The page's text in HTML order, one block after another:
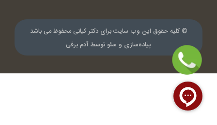
© کلیه حقوق این وب سایت برای دکتر کیانی محفوظ می باشد
پیاده‌سازی و سئو توسط آدم برفی